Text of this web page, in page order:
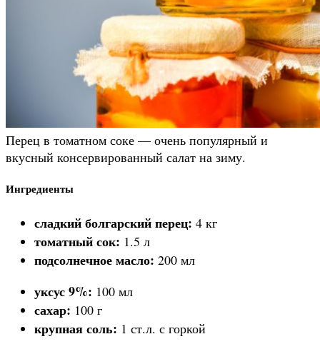
Перец в томатном соке — очень популярный и
вкусный консервированный салат на зиму.
Ингредиенты
сладкий болгарский перец: 4 кг
томатный сок: 1.5 л
подсолнечное масло: 200 мл
уксус 9%: 100 мл
сахар: 100 г
крупная соль: 1 ст.л. с горкой